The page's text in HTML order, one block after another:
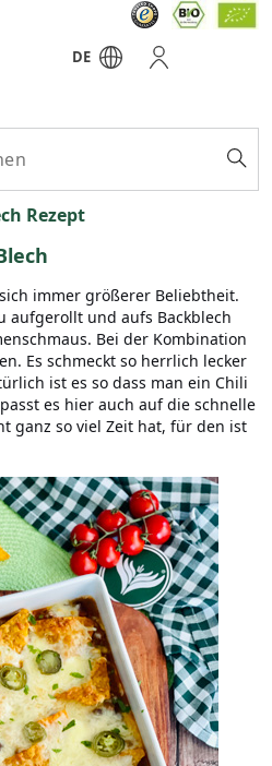
DE
Rezept
immer größerer Beliebtheit.
aufgerollt und aufs Backblech
Bei der Kombination
Es schmeckt so herrlich lecker
ist es so dass man ein Chili
es hier auch auf die schnelle
ganz so viel Zeit hat, für den ist